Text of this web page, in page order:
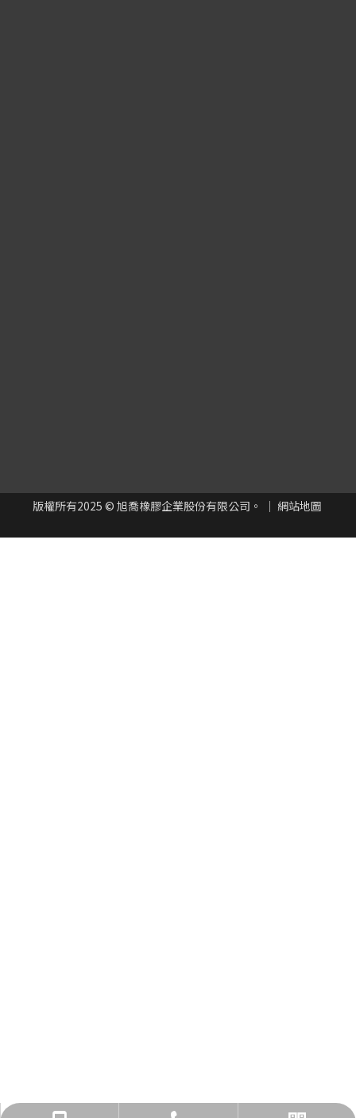
版權所有2025 © 旭喬橡膠企業股份有限公司。 ｜ 網站地圖